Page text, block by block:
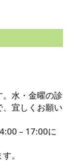
水・金曜の診
宜しくお願い
– 17:00に
。